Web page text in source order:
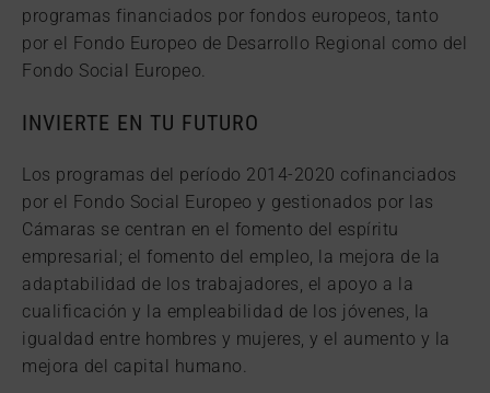
programas financiados por fondos europeos, tanto
por el Fondo Europeo de Desarrollo Regional como del
Fondo Social Europeo.
INVIERTE EN TU FUTURO
Los programas del período 2014-2020 cofinanciados
por el Fondo Social Europeo y gestionados por las
Cámaras se centran en el fomento del espíritu
empresarial; el fomento del empleo, la mejora de la
adaptabilidad de los trabajadores, el apoyo a la
cualificación y la empleabilidad de los jóvenes, la
igualdad entre hombres y mujeres, y el aumento y la
mejora del capital humano.